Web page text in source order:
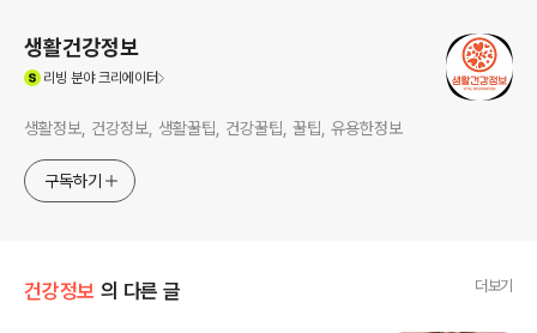
생활건강정보
리빙 분야 크리에이터
생활정보, 건강정보, 생활꿀팁, 건강꿀팁, 꿀팁, 유용한정보
구독하기
건강정보 의 다른 글 더보기